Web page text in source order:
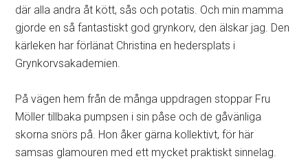
där alla andra åt kött, sås och potatis. Och min mamma
gjorde en så fantastiskt god grynkorv, den älskar jag. Den
kärleken har förlänat Christina en hedersplats i
Grynkorvsakademien.
På vägen hem från de många uppdragen stoppar Fru
Möller tillbaka pumpsen i sin påse och de gåvänliga
skorna snörs på. Hon åker gärna kollektivt, för här
samsas glamouren med ett mycket praktiskt sinnelag.